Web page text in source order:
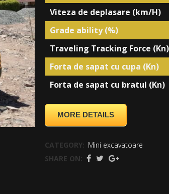
Viteza de deplasare (km/H)
Grade ability (%)
Traveling Tracking Force (Kn)
Forta de sapat cu cupa (Kn)
Forta de sapat cu bratul (Kn)
MORE DETAILS
CATEGORY: Mini excavatoare
SHARE ON: